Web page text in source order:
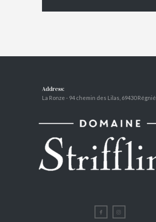
Address:
La Ronze - 94 chemin des Lilas, 69430 Régnié